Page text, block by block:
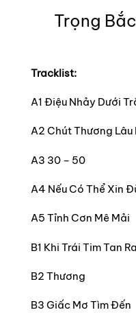
Trọng
Tracklist:
A1 Điệu Nhảy Dưới
A2 Chút Thương Lâu
A3 30 – 50
A4 Nếu Có Thể Xin
A5 Tỉnh Cơn Mê Mải
B1 Khi Trái Tim Tan
B2 Thương
B3 Giấc Mơ Tìm Đến